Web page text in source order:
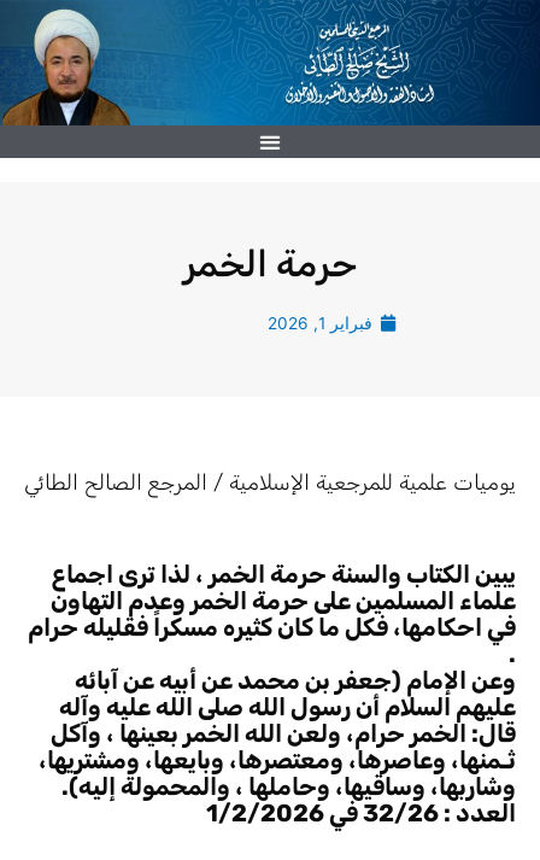
تخطي
حرمة الخمر
فبراير 1, 2026
يوميات علمية للمرجعية الإسلامية / المرجع الصالح الطائي
يبين الكتاب والسنة حرمة الخمر ، لذا ترى اجماع
علماء المسلمين على حرمة الخمر وعدم التهاون
في احكامها، فكل ما كان كثيره مسكراً فقليله حرام
.
وعن الإمام (جعفر بن محمد عن أبيه عن آبائه
عليهم السلام أن رسول الله صلى الله عليه وآله
قال: الخمر حرام، ولعن الله الخمر بعينها ، وآكل
ثـمنها، وعاصرها، ومعتصرها، وبايعها، ومشتريها،
وشاربها، وساقيها، وحاملها ، والمحمولة إليه).
العدد : 32/26 في 1/2/2026